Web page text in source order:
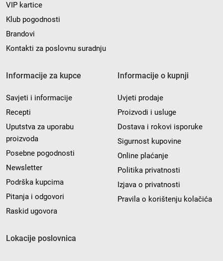
VIP kartice
Klub pogodnosti
Brandovi
Kontakti za poslovnu suradnju
Informacije za kupce
Savjeti i informacije
Recepti
Uputstva za uporabu
proizvoda
Posebne pogodnosti
Newsletter
Podrška kupcima
Pitanja i odgovori
Raskid ugovora
Informacije o kupnji
Uvjeti prodaje
Proizvodi i usluge
Dostava i rokovi isporuke
Sigurnost kupovine
Online plaćanje
Politika privatnosti
Izjava o privatnosti
Pravila o korištenju kolačića
Lokacije poslovnica